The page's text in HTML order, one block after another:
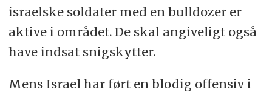
israelske soldater med en bulldozer er
aktive i området. De skal angiveligt også
have indsat snigskytter.
Mens Israel har ført en blodig offensiv i